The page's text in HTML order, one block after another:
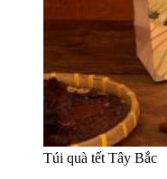
Túi quà tết Tây Bắc